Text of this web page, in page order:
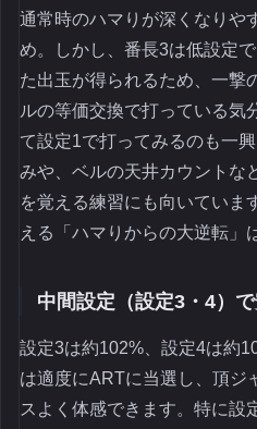
通常時のハマりが深くなりや
め。しかし、番長3は低設定
た出玉が得られるため、一撃
ルの等価交換で打っている気
て設定1で打ってみるのも一
みや、ベルの天井カウントな
を覚える練習にも向いていま
える「ハマりからの大逆転」
中間設定（設定3・4）
設定3は約102%、設定4は約
は適度にARTに当選し、頂ジ
スよく体感できます。特に設